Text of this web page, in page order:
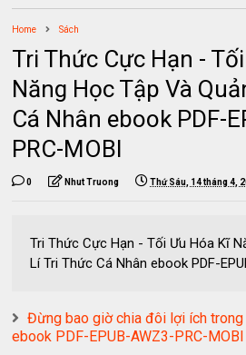
Home Sách
Tri Thức Cực Hạn -
Năng Học Tập Và
Cá Nhân ebook PDF-
PRC-MOBI
0 Nhut Truong Thứ Sáu, 14 tháng 4,
Tri Thức Cực Hạn - Tối Ưu Hóa Kĩ
Lí Tri Thức Cá Nhân ebook PDF-
Đừng bao giờ chia đôi lợi ích
ebook PDF-EPUB-AWZ3-PRC-MOBI